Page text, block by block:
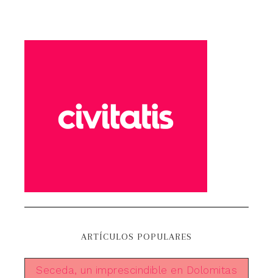
ARTÍCULOS POPULARES
Seceda, un imprescindible en Dolomitas